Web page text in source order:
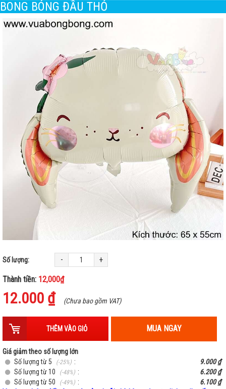
BONG BÓNG ĐẦU THỎ
Số lượng: - +
Thành tiền: 12,000₫
12.000 ₫ (Chưa bao gồm VAT)
THÊM VÀO GIỎ MUA NGAY
Giá giảm theo số lượng lớn
Số lượng từ 5
(-25%) :
9.000 ₫
Số lượng từ 10
(-48%) :
6.200 ₫
Số lượng từ 50
(-49%) : 6.100 ₫